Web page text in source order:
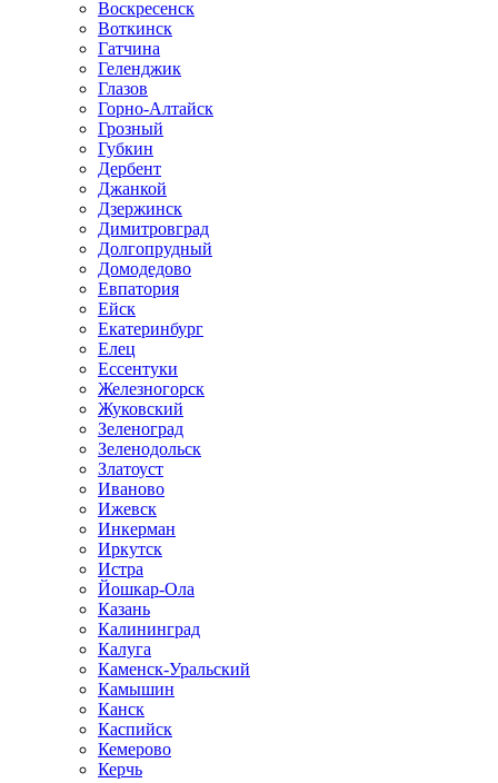
Воскресенск
Воткинск
Гатчина
Геленджик
Глазов
Горно-Алтайск
Грозный
Губкин
Дербент
Джанкой
Дзержинск
Димитровград
Долгопрудный
Домодедово
Евпатория
Ейск
Екатеринбург
Елец
Ессентуки
Железногорск
Жуковский
Зеленоград
Зеленодольск
Златоуст
Иваново
Ижевск
Инкерман
Иркутск
Истра
Йошкар-Ола
Казань
Калининград
Калуга
Каменск-Уральский
Камышин
Канск
Каспийск
Кемерово
Керчь